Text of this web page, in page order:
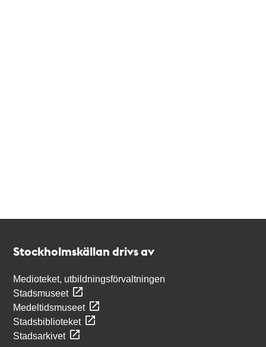
Stockholmskällan drivs av
Medioteket, utbildningsförvaltningen
Stadsmuseet
Medeltidsmuseet
Stadsbiblioteket
Stadsarkivet